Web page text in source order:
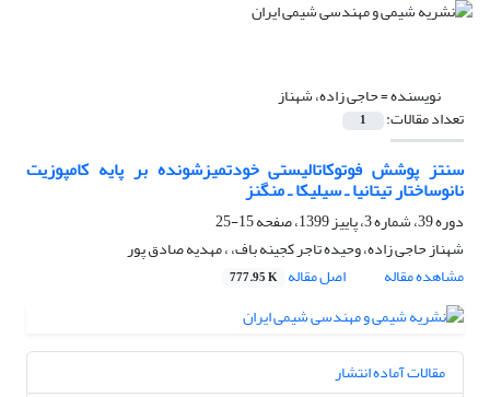
نویسنده =حاجی زاده، شهناز
تعداد مقالات: 1
سنتز پوشش فوتوکاتالیستی خودتمیزشونده بر پایه کامپوزیت
نانوساختار تیتانیا ـ سیلیکا ـ منگنز
دوره 39، شماره 3، پاییز 1399، صفحه
15-25
شهناز حاجی زاده، وحیده تاجر کجینه باف، ، مهدیه صادق پور
مشاهده مقاله
اصل مقاله 777.95 K
مقالات آماده انتشار